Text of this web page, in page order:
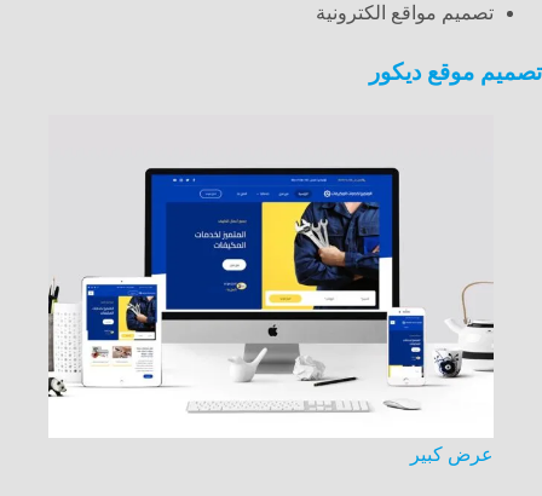
تصميم مواقع الكترونية
تصميم موقع ديكور
عرض كبير